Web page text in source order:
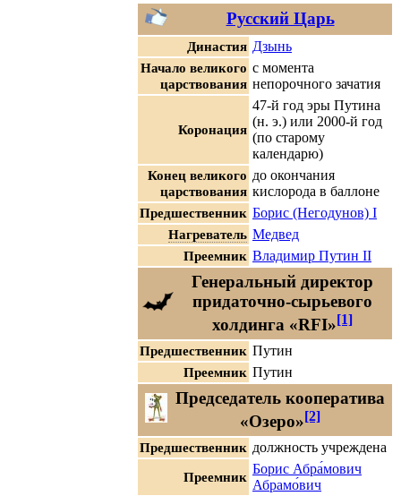
Русский Царь
Династия Дзынь
Начало великого
царствования
с момента
непорочного зачатия
Коронация
47-й год эры Путина
(н. э.) или 2000-й год
(по старому
календарю)
Конец великого
царствования
до окончания
кислорода в баллоне
Предшественник Борис (Негодунов) I
Нагреватель Медвед
Преемник Владимир Путин II
Генеральный директор
придаточно-сырьевого
холдинга «RFI»[1]
Предшественник Путин
Преемник Путин
Председатель кооператива
«Озеро»[2]
Предшественник должность учреждена
Преемник
Борис Абра́мович
Абрамо́вич